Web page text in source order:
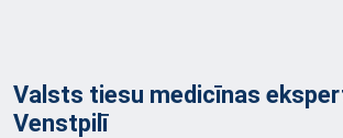
Valsts tiesu medicīnas
Venstpilī